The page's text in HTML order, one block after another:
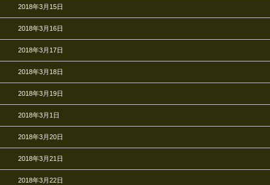
2018年3月15日
2018年3月16日
2018年3月17日
2018年3月18日
2018年3月19日
2018年3月1日
2018年3月20日
2018年3月21日
2018年3月22日